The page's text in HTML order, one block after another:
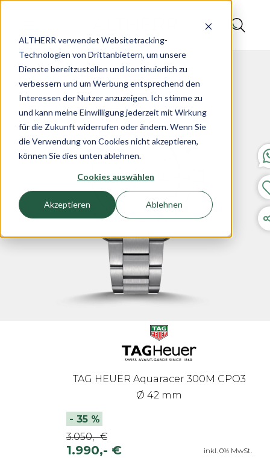
ALTHERR verwendet Websitetracking-
Technologien von Drittanbietern, um unsere
Dienste bereitzustellen und kontinuierlich zu
verbessern und um Werbung entsprechend den
Interessen der Nutzer anzuzeigen. Ich stimme zu
und kann meine Einwilligung jederzeit mit Wirkung
für die Zukunft widerrufen oder ändern. Wenn Sie
die Verwendung von Cookies nicht akzeptieren,
können Sie dies unten ablehnen.
Cookies auswählen
Akzeptieren Ablehnen
TAG HEUER Aquaracer 300M CPO3
Ø 42 mm
1.990,- €
- 35 %
3.050,- €
inkl. 0% MwSt.